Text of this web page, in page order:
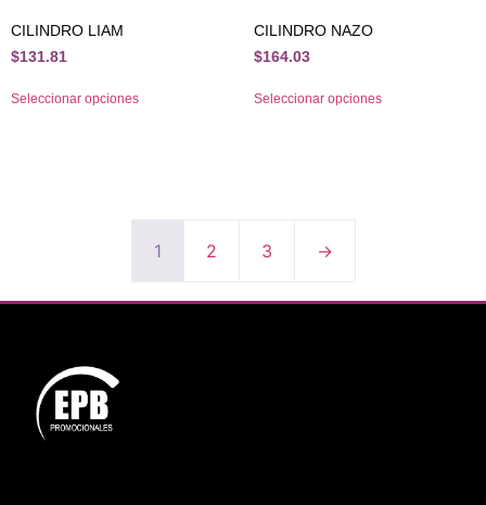
CILINDRO LIAM
$131.81
Seleccionar opciones
CILINDRO NAZO
$164.03
Seleccionar opciones
1 2 3 →